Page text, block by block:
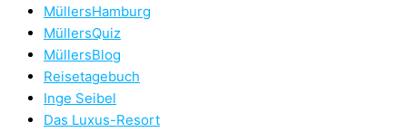
MüllersHamburg
MüllersQuiz
MüllersBlog
Reisetagebuch
Inge Seibel
Das Luxus-Resort